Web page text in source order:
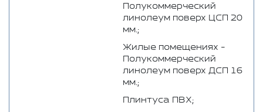
Полукоммерческий
линолеум поверх ЦСП 20
мм.;
Жилые помещениях -
Полукоммерческий
линолеум поверх ДСП 16
мм.;
Плинтуса ПВХ;